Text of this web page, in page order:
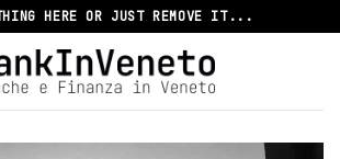
HERE OR JUST REMOVE IT...